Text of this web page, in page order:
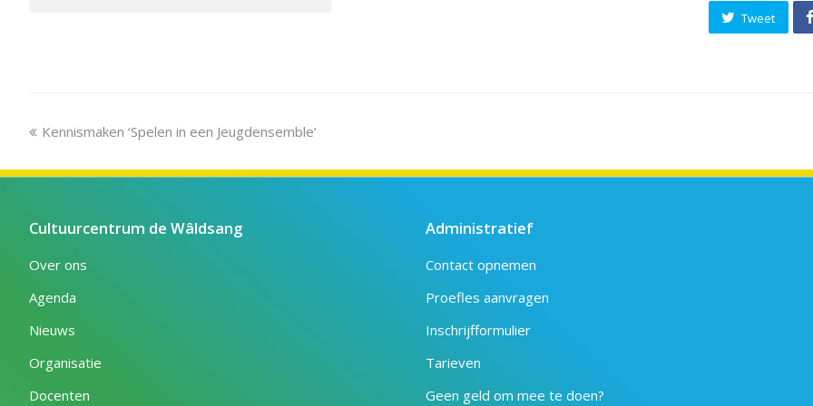
Tweet
previous
Kennismaken ‘Spelen in een Jeugdensemble’
Cultuurcentrum de Wâldsang
Over ons
Agenda
Nieuws
Organisatie
Docenten
Administratief
Contact opnemen
Proefles aanvragen
Inschrijfformulier
Tarieven
Geen geld om mee te doen?